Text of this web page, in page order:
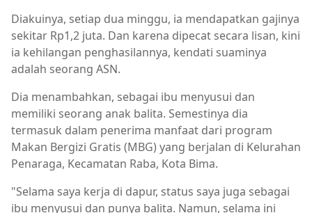
Diakuinya, setiap dua minggu, ia mendapatkan gajinya
sekitar Rp1,2 juta. Dan karena dipecat secara lisan, kini
ia kehilangan penghasilannya, kendati suaminya
adalah seorang ASN.
Dia menambahkan, sebagai ibu menyusui dan
memiliki seorang anak balita. Semestinya dia
termasuk dalam penerima manfaat dari program
Makan Bergizi Gratis (MBG) yang berjalan di Kelurahan
Penaraga, Kecamatan Raba, Kota Bima.
"Selama saya kerja di dapur, status saya juga sebagai
ibu menyusui dan punya balita. Namun, selama ini